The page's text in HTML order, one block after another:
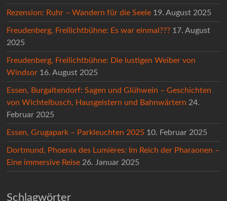
Rezension: Ruhr – Wandern für die Seele 19. August 2025
Freudenberg, Freilichtbühne: Es war einmal??? 17. August
2025
Freudenberg, Freilichtbühne: Die lustigen Weiber von
Windsor 16. August 2025
Essen, Burgaltendorf: Sagen und Glühwein – Geschichten
von Wichtelbusch, Hausgeistern und Bahnwärtern 24.
Februar 2025
Essen, Grugapark – Parkleuchten 2025 10. Februar 2025
Dortmund, Phoenix des Lumières: Im Reich der Pharaonen –
Eine immersive Reise 26. Januar 2025
Schlagwörter